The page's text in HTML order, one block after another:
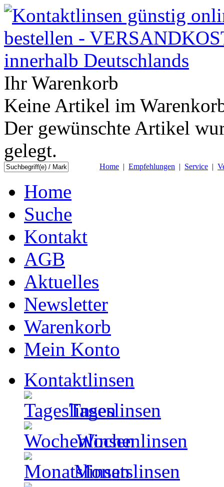
Ihr Warenkorb
Keine Artikel im
Der gewünschte Artikel
gelegt.
Home | Empfehlungen | Service |
Home
Suche
Kontakt
AGB
Aktuelles
Newsletter
Warenkorb
Mein Konto
Kontaktlinsen
Tageslinsen
Wochenlinsen
Monatslinsen